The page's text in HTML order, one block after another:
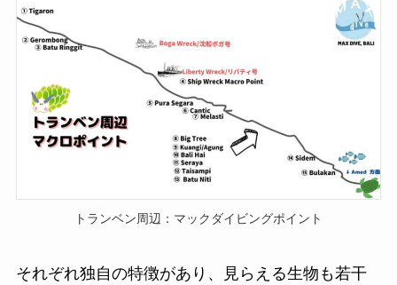
トランベン周辺：マックダイビングポイント
それぞれ独自の特徴があり、見らえる生物も若干